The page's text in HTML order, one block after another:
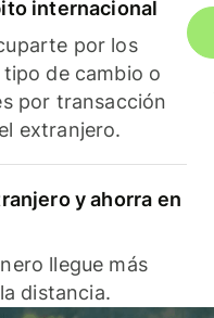
internacional
por los
de cambio o
por transacción
extranjero.
y ahorra en
llegue más
distancia.